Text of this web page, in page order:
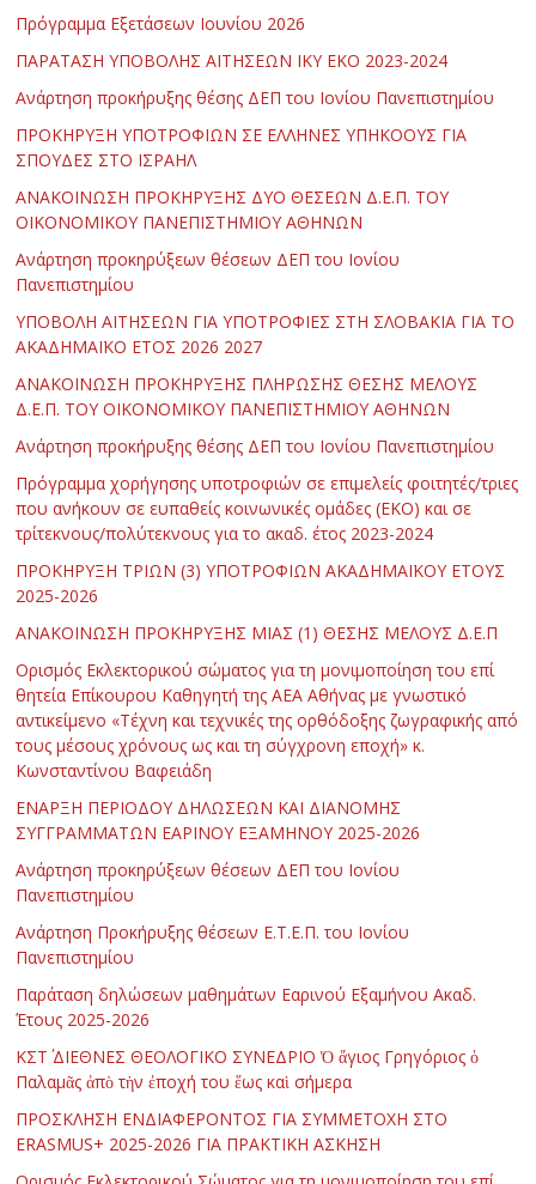
Πρόγραμμα Εξετάσεων Ιουνίου 2026
ΠΑΡΑΤΑΣΗ ΥΠΟΒΟΛΗΣ ΑΙΤΗΣΕΩΝ ΙΚΥ ΕΚΟ 2023-2024
Ανάρτηση προκήρυξης θέσης ΔΕΠ του Ιονίου Πανεπιστημίου
ΠΡΟΚΗΡΥΞΗ ΥΠΟΤΡΟΦΙΩΝ ΣΕ ΕΛΛΗΝΕΣ ΥΠΗΚΟΟΥΣ ΓΙΑ
ΣΠΟΥΔΕΣ ΣΤΟ ΙΣΡΑΗΛ
ΑΝΑΚΟΙΝΩΣΗ ΠΡΟΚΗΡΥΞΗΣ ΔΥΟ ΘΕΣΕΩΝ Δ.Ε.Π. ΤΟΥ
ΟΙΚΟΝΟΜΙΚΟΥ ΠΑΝΕΠΙΣΤΗΜΙΟΥ ΑΘΗΝΩΝ
Ανάρτηση προκηρύξεων θέσεων ΔΕΠ του Ιονίου
Πανεπιστημίου
ΥΠΟΒΟΛΗ ΑΙΤΗΣΕΩΝ ΓΙΑ ΥΠΟΤΡΟΦΙΕΣ ΣΤΗ ΣΛΟΒΑΚΙΑ ΓΙΑ ΤΟ
ΑΚΑΔΗΜΑΪΚΟ ΕΤΟΣ 2026 2027
ΑΝΑΚΟΙΝΩΣΗ ΠΡΟΚΗΡΥΞΗΣ ΠΛΗΡΩΣΗΣ ΘΕΣΗΣ ΜΕΛΟΥΣ
Δ.Ε.Π. ΤΟΥ ΟΙΚΟΝΟΜΙΚΟΥ ΠΑΝΕΠΙΣΤΗΜΙΟΥ ΑΘΗΝΩΝ
Ανάρτηση προκήρυξης θέσης ΔΕΠ του Ιονίου Πανεπιστημίου
Πρόγραμμα χορήγησης υποτροφιών σε επιμελείς φοιτητές/τριες
που ανήκουν σε ευπαθείς κοινωνικές ομάδες (ΕΚΟ) και σε
τρίτεκνους/πολύτεκνους για το ακαδ. έτος 2023-2024
ΠΡΟΚΗΡΥΞΗ ΤΡΙΩΝ (3) ΥΠΟΤΡΟΦΙΩΝ ΑΚΑΔΗΜΑΪΚΟΥ ΕΤΟΥΣ
2025-2026
ΑΝΑΚΟΙΝΩΣΗ ΠΡΟΚΗΡΥΞΗΣ ΜΙΑΣ (1) ΘΕΣΗΣ ΜΕΛΟΥΣ Δ.Ε.Π
Ορισμός Εκλεκτορικού σώματος για τη μονιμοποίηση του επί
θητεία Επίκουρου Καθηγητή της ΑΕΑ Αθήνας με γνωστικό
αντικείμενο «Τέχνη και τεχνικές της ορθόδοξης ζωγραφικής από
τους μέσους χρόνους ως και τη σύγχρονη εποχή» κ.
Κωνσταντίνου Βαφειάδη
ΕΝΑΡΞΗ ΠΕΡΙΟΔΟΥ ΔΗΛΩΣΕΩΝ ΚΑΙ ΔΙΑΝΟΜΗΣ
ΣΥΓΓΡΑΜΜΑΤΩΝ ΕΑΡΙΝΟΥ ΕΞΑΜΗΝΟΥ 2025-2026
Ανάρτηση προκηρύξεων θέσεων ΔΕΠ του Ιονίου
Πανεπιστημίου
Ανάρτηση Προκήρυξης θέσεων Ε.Τ.Ε.Π. του Ιονίου
Πανεπιστημίου
Παράταση δηλώσεων μαθημάτων Εαρινού Εξαμήνου Ακαδ.
Έτους 2025-2026
ΚΣΤ΄ ΔΙΕΘΝΕΣ ΘΕΟΛΟΓΙΚΟ ΣΥΝΕΔΡΙΟ Ὁ ἅγιος Γρηγόριος ὁ
Παλαμᾶς ἀπὸ τὴν ἐποχή του ἕως καὶ σήμερα
ΠΡΟΣΚΛΗΣΗ ΕΝΔΙΑΦΕΡΟΝΤΟΣ ΓΙΑ ΣΥΜΜΕΤΟΧΗ ΣΤΟ
ERASMUS+ 2025-2026 ΓΙΑ ΠΡΑΚΤΙΚΗ ΑΣΚΗΣΗ